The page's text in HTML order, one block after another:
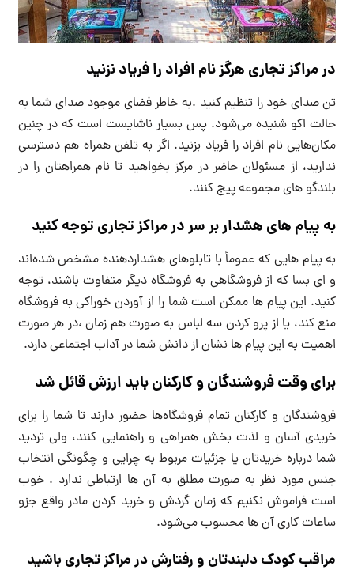
در مراکز تجاری هرگز نام افراد را فریاد نزنید
تن صدای خود را تنظیم کنید .به خاطر فضای موجود صدای شما به
حالت اکو شنیده می‌شود. پس بسیار ناشایست است که در چنین
مکان‌هایی نام افراد را فریاد بزنید. اگر به تلفن همراه هم دسترسی
ندارید، از مسئولان حاضر در مرکز بخواهید تا نام همراهتان را در
بلندگو های مجموعه پیج کنند.
به پیام های هشدار بر سر در مراکز تجاری توجه کنید
به پیام هایی که عموماً با تابلوهای هشداردهنده مشخص شده‌اند
و ای بسا که از فروشگاهی به فروشگاه دیگر متفاوت باشند، توجه
کنید. این پیام ها ممکن است شما را از آوردن خوراکی به فروشگاه
منع کند، یا از پرو کردن سه لباس به صورت هم زمان ،در هر صورت
اهمیت به این پیام ها نشان از دانش شما در آداب اجتماعی دارد.
برای وقت فروشندگان و کارکنان باید ارزش قائل شد
فروشندگان و کارکنان تمام فروشگاه‌ها حضور دارند تا شما را برای
خریدی آسان و لذت بخش همراهی و راهنمایی کنند، ولی تردید
شما درباره خریدتان یا جزئیات مربوط به چرایی و چگونگی انتخاب
جنس مورد نظر به صورت مطلق به آن ها ارتباطی ندارد . خوب
است فراموش نکنیم که زمان گردش و خرید کردن مادر واقع جزو
ساعات کاری آن ها محسوب می‌شود.
مراقب کودک دلبندتان و رفتارش در مراکز تجاری باشید